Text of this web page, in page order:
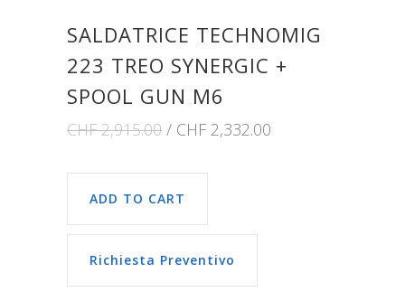
SALDATRICE TECHNOMIG
223 TREO SYNERGIC +
SPOOL GUN M6
CHF2,915.00 CHF 2,332.00
ADD TO CART
Richiesta Preventivo